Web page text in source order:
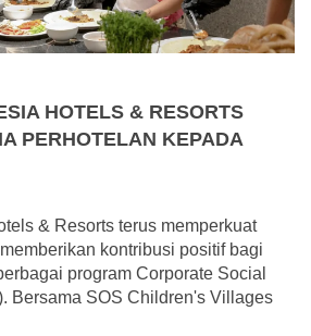
HOTELS & RESORTS
PERHOTELAN KEPADA
& Resorts terus memperkuat
kontribusi positif bagi
program Corporate Social
Bersama SOS Children's Villages